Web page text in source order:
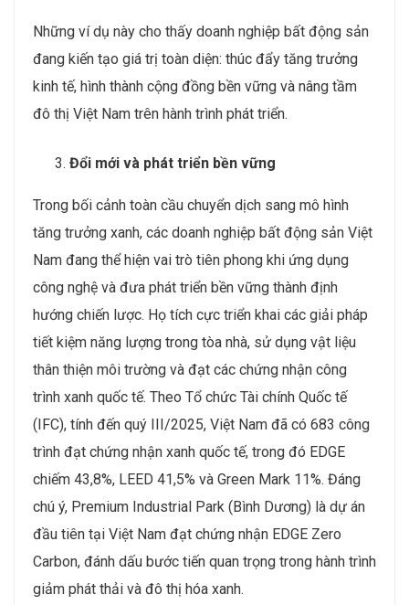
Những ví dụ này cho thấy doanh nghiệp bất động sản
đang kiến tạo giá trị toàn diện: thúc đẩy tăng trưởng
kinh tế, hình thành cộng đồng bền vững và nâng tầm
đô thị Việt Nam trên hành trình phát triển.
Đổi mới và phát triển bền vững
Trong bối cảnh toàn cầu chuyển dịch sang mô hình
tăng trưởng xanh, các doanh nghiệp bất động sản Việt
Nam đang thể hiện vai trò tiên phong khi ứng dụng
công nghệ và đưa phát triển bền vững thành định
hướng chiến lược. Họ tích cực triển khai các giải pháp
tiết kiệm năng lượng trong tòa nhà, sử dụng vật liệu
thân thiện môi trường và đạt các chứng nhận công
trình xanh quốc tế. Theo Tổ chức Tài chính Quốc tế
(IFC), tính đến quý III/2025, Việt Nam đã có 683 công
trình đạt chứng nhận xanh quốc tế, trong đó EDGE
chiếm 43,8%, LEED 41,5% và Green Mark 11%. Đáng
chú ý, Premium Industrial Park (Bình Dương) là dự án
đầu tiên tại Việt Nam đạt chứng nhận EDGE Zero
Carbon, đánh dấu bước tiến quan trọng trong hành trình
giảm phát thải và đô thị hóa xanh.